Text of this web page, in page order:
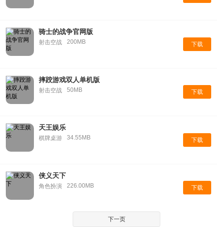
骑士的战争官网版
射击空战 200MB 下载
摔跤游戏双人单机版
射击空战 50MB 下载
天王娱乐
棋牌桌游 34.55MB 下载
侠义天下
角色扮演 226.00MB 下载
下一页